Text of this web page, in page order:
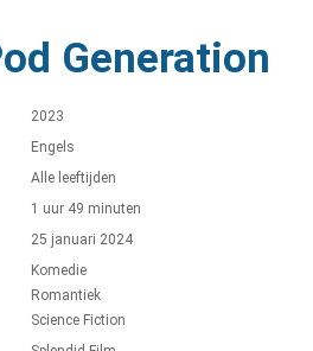
Generation
2023
Engels
Alle leeftijden
1 uur 49 minuten
25 januari 2024
Komedie
Romantiek
Science Fiction